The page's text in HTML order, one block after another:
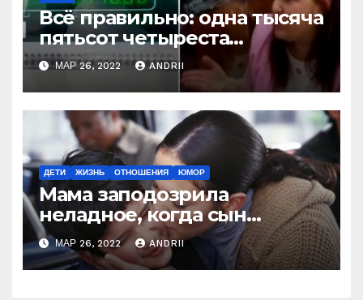
Всё правильно: одна тысяча
пятьсот четыреста
семьдесят восемь рублей!
МАР 26, 2022 ANDRII
ДЕТИ ЖИЗНЬ ОТНОШЕНИЯ ЮМОР
Мама заподозрила
неладное, когда сын
вернулся с отдыха.
Причиной странного
поведения стала СМС
МАР 26, 2022 ANDRII